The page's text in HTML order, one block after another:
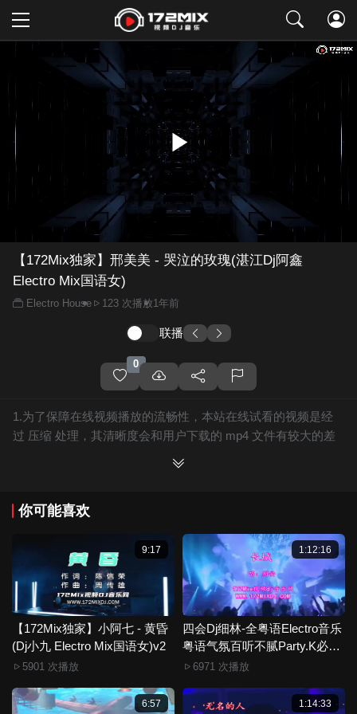
取消
【172Mix独家】邢美美 - 哭泣的玫瑰(湛江Dj阿鑫
Electro Mix国语女)
Electro House 123 次播放1年前
联播
0
1.为了保障在线视频播放的流畅性，本站在线试看的视频是经
过 压缩 处理，其清晰度会和用户下载的 mp4 文件有较大的差
保证高清晰。
3.如果你喜欢 《【172Mix独家】邢美美 - 哭泣的玫瑰(湛江Dj阿
鑫 Electro Mix国语女)》，赶快介绍给你的朋友，一起来分享！
4.如果您发现 《【172Mix独家】邢美美 - 哭泣的玫瑰(湛江Dj阿
鑫 Electro Mix国语女)》视频存在分类错误，清晰度不够或无法
播放的问题，请点击这里进行 我要纠错， 谢谢！
5.172Mix舞曲视频网禁止发布违规违法的信息，若您发现有相
关违规违法内容，请点击这里进行 举报投诉 ，一旦核实，平台
将严肃处理！！
有。因平台无法一一准确审核资源的真实合法拥有者，如有侵
你可能喜欢
9:17
【172Mix独家】小阿七 - 黄昏
(Dj小九 Electro Mix国语女)v2
5901 次播放
1:12:16
四会Dj细林-全粤语Electro音乐
粤语气氛百听不腻Party.K必备
专辑172Mix串烧
6971 次播放
6:57 1:14:33